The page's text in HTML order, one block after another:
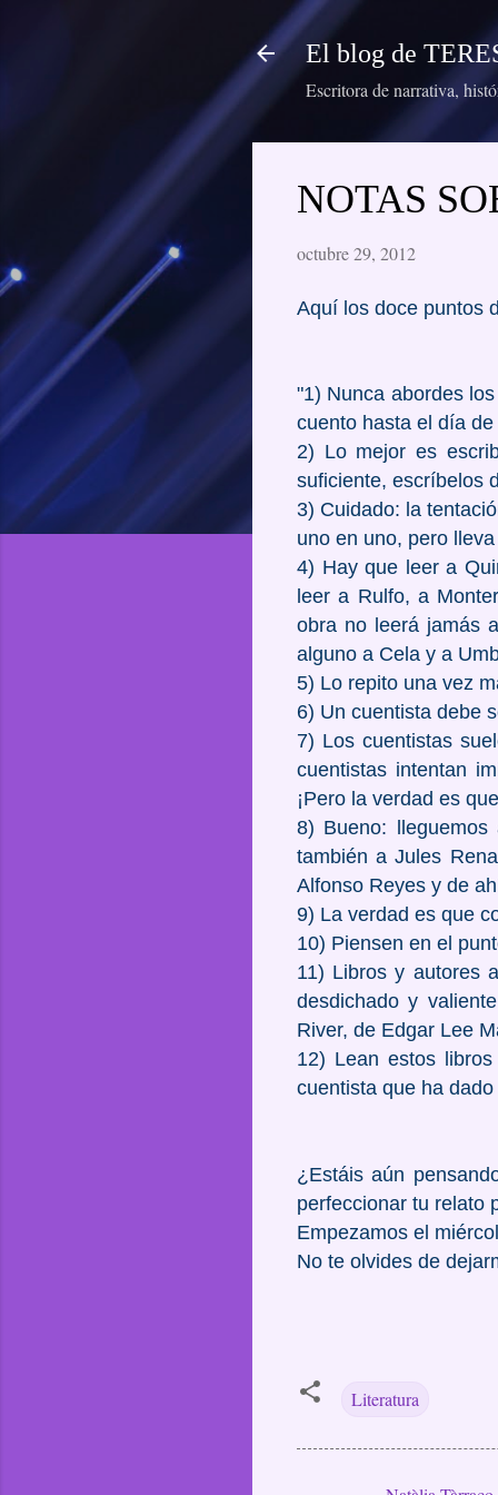
El blog de
Escritora de narrativa,
NOTAS
octubre 29, 2012
Aquí los doce puntos
"1) Nunca abordes
cuento hasta el día
2) Lo mejor es
suficiente, escríbelos
3) Cuidado: la
uno en uno, pero
4) Hay que leer a
leer a Rulfo, a
obra no leerá jamás
alguno a Cela y a
5) Lo repito una vez
6) Un cuentista debe
7) Los cuentistas
cuentistas intentan
¡Pero la verdad es
8) Bueno:
también a Jules
Alfonso Reyes y de
9) La verdad es que
10) Piensen en el
11) Libros y autores
desdichado y
River, de Edgar Lee
12) Lean estos
cuentista que ha
¿Estáis aún
perfeccionar tu relato
Empezamos el
No te olvides de
Literatura